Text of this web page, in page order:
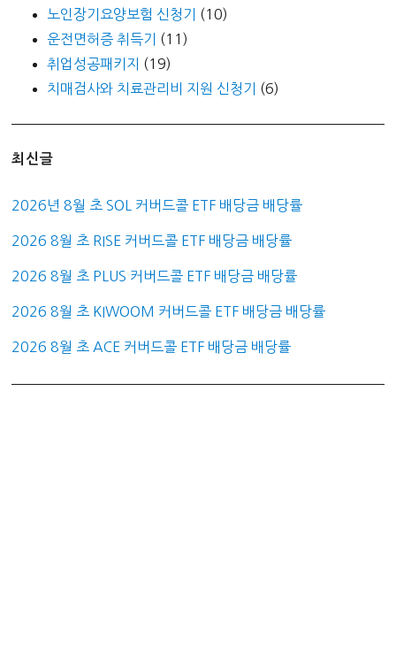
노인장기요양보험 신청기
(10)
운전면허증 취득기
(11)
취업성공패키지
(19)
치매검사와 치료관리비 지원 신청기
(6)
최신글
2026년 8월 초 SOL 커버드콜 ETF 배당금 배당률
2026 8월 초 RISE 커버드콜 ETF 배당금 배당률
2026 8월 초 PLUS 커버드콜 ETF 배당금 배당률
2026 8월 초 KIWOOM 커버드콜 ETF 배당금 배당률
2026 8월 초 ACE 커버드콜 ETF 배당금 배당률